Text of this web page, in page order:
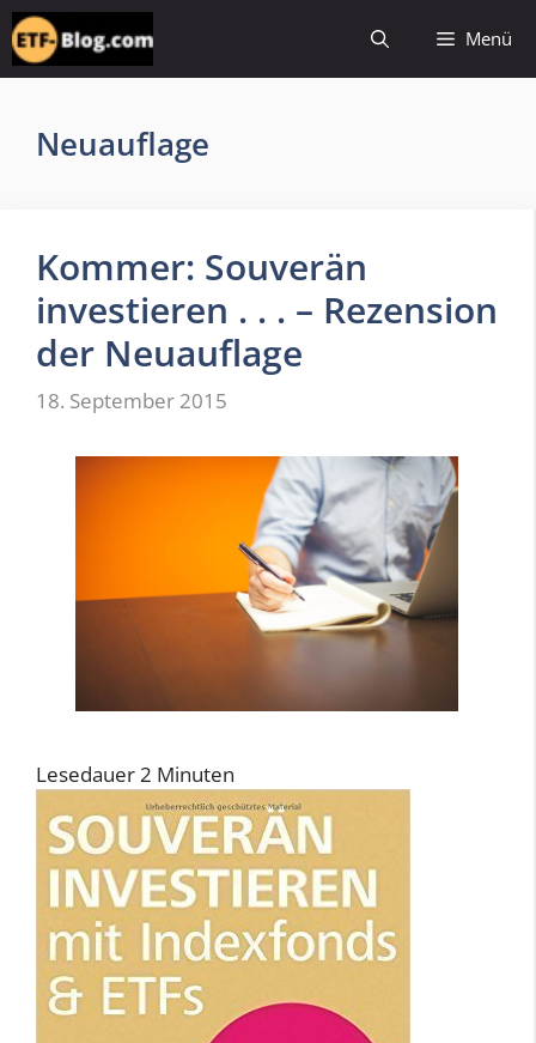
Zum
Inhalt
springen
Menü
Neuauflage
Kommer: Souverän
investieren . . . – Rezension
der Neuauflage
18. September 2015
Lesedauer2 Minuten